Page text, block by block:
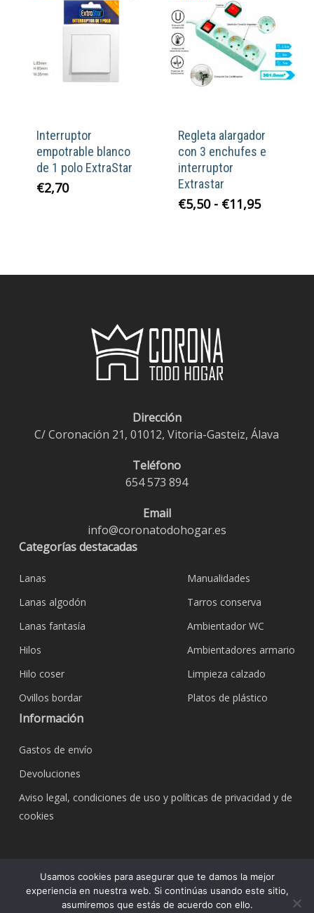
Interruptor
empotrable blanco
de 1 polo ExtraStar
€2,70
Regleta alargador
con 3 enchufes e
interruptor
Extrastar
€5,50 - €11,95Rango
hasta
Dirección
C/ Coronación 21, 01012, Vitoria-Gasteiz, Álava
Teléfono
654 573 894
Email
info@coronatodohogar.es
Categorías destacadas
Lanas
Lanas algodón
Lanas fantasía
Hilos
Hilo coser
Ovillos bordar
Manualidades
Tarros conserva
Ambientador WC
Ambientadores armario
Limpieza calzado
Platos de plástico
Información
Gastos de envío
Devoluciones
Aviso legal, condiciones de uso y políticas de privacidad y de
cookies
© 2026 Bazar Corona Todo Hogar. Todos los
derechos reservados.
Usamos cookies para asegurar que te damos la mejor
experiencia en nuestra web. Si continúas usando este sitio,
asumiremos que estás de acuerdo con ello.